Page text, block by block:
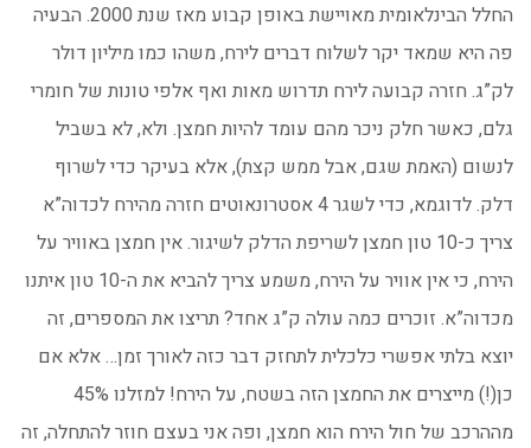
החלל הבינלאומית מאויישת באופן קבוע מאז שנת 2000. הבעיה
פה היא שמאד יקר לשלוח דברים לירח, משהו כמו מיליון דולר
לק”ג. חזרה קבועה לירח תדרוש מאות ואף אלפי טונות של חומרי
גלם, כאשר חלק ניכר מהם עומד להיות חמצן. ולא, לא בשביל
לנשום (האמת שגם, אבל ממש קצת), אלא בעיקר כדי לשרוף
דלק. לדוגמא, כדי לשגר 4 אסטרונאוטים חזרה מהירח לכדוה”א
צריך כ-10 טון חמצן לשריפת הדלק לשיגור. אין חמצן באוויר על
הירח, כי אין אוויר על הירח, משמע צריך להביא את ה-10 טון איתנו
מכדוה”א. זוכרים כמה עולה ק”ג אחד? תריצו את המספרים, זה
יוצא בלתי אפשרי כלכלית לתחזק דבר כזה לאורך זמן… אלא אם
כן(!) מייצרים את החמצן הזה בשטח, על הירח! למזלנו 45%
מההרכב של חול הירח הוא חמצן, ופה אני בעצם חוזר להתחלה, זה